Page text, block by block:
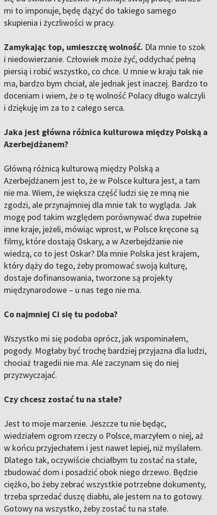
mi to imponuje, będę dążyć do takiego samego
skupienia i życzliwości w pracy.
Zamykając top, umieszczę wolność. Dla mnie to szok
i niedowierzanie. Człowiek może żyć, oddychać pełną
piersią i robić wszystko, co chce. U mnie w kraju tak nie
ma, bardzo bym chciał, ale jednak jest inaczej. Bardzo to
doceniam i wiem, że o tę wolność Polacy długo walczyli
i dziękuję im za to z całego serca.
Jaka jest główna różnica kulturowa między Polską a
Azerbejdżanem?
Główną różnicą kulturową między Polską a
Azerbejdżanem jest to, że w Polsce kultura jest, a tam
nie ma. Wiem, że większa część ludzi się ze mną nie
zgodzi, ale przynajmniej dla mnie tak to wygląda. Jak
mogę pod takim względem porównywać dwa zupełnie
inne kraje, jeżeli, mówiąc wprost, w Polsce kręcone są
filmy, które dostają Oskary, a w Azerbejdżanie nie
wiedzą, co to jest Oskar? Dla mnie Polska jest krajem,
który dąży do tego, żeby promować swoją kulturę,
dostaje dofinansowania, tworzone są projekty
międzynarodowe – u nas tego nie ma.
Co najmniej Ci się tu podoba?
Wszystko mi się podoba oprócz, jak wspominałem,
pogody. Mogłaby być trochę bardziej przyjazna dla ludzi,
chociaż tragedii nie ma. Ale zaczynam się do niej
przyzwyczajać.
Czy chcesz zostać tu na stałe?
Jest to moje marzenie. Jeszcze tu nie będąc,
wiedziałem ogrom rzeczy o Polsce, marzyłem o niej, aż
w końcu przyjechałem i jest nawet lepiej, niż myślałem.
Dlatego tak, oczywiście chciałbym tu zostać na stałe,
zbudować dom i posadzić obok niego drzewo. Będzie
ciężko, bo żeby zebrać wszystkie potrzebne dokumenty,
trzeba sprzedać duszę diabłu, ale jestem na to gotowy.
Gotowy na wszystko, żeby zostać tu na stałe.